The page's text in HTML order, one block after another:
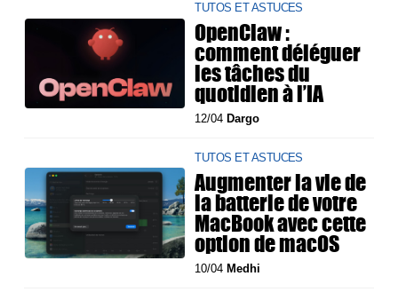
TUTOS ET ASTUCES
OpenClaw :
comment déléguer
les tâches du
quotidien à l’IA
12/04 Dargo
TUTOS ET ASTUCES
Augmenter la vie de
la batterie de votre
MacBook avec cette
option de macOS
10/04 Medhi